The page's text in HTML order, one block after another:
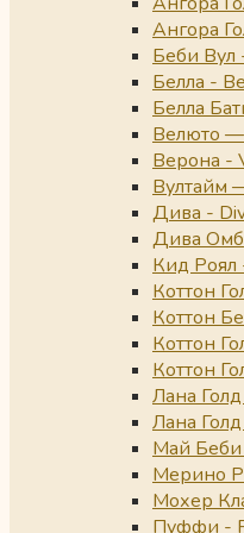
Ангора
Беби Вул
Белла -
Белла
Велюто
Верона -
Вултайм
Дива -
Дива
Кид Роял
Коттон
Коттон
Коттон
Коттон
Лана
Лана
Май Беби
Мерино
Мохер
Пуффи -